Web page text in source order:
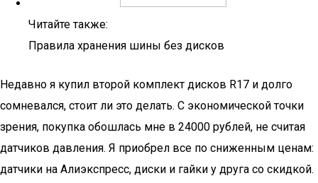
Читайте также:
Правила хранения шины без дисков
Недавно я купил второй комплект дисков R17 и долго
сомневался, стоит ли это делать. С экономической точки
зрения, покупка обошлась мне в 24000 рублей, не считая
датчиков давления. Я приобрел все по сниженным ценам:
датчики на Алиэкспресс, диски и гайки у друга со скидкой.